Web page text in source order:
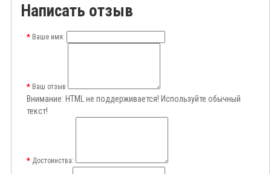
Написать отзыв
Ваше имя:
Ваш отзыв
Внимание: HTML не поддерживается! Используйте обычный
текст!
Достоинства: